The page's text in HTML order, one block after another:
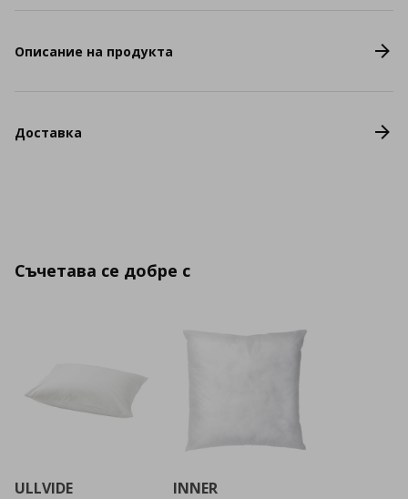
Описание на продукта
Доставка
Съчетава се добре с
ULLVIDE
INNER